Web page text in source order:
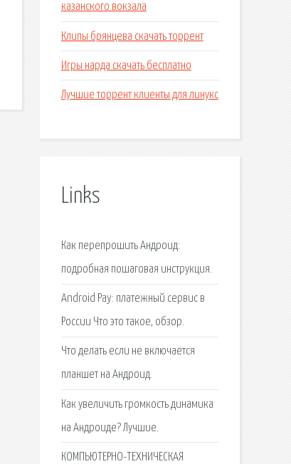
казанского вокзала
Клипы брянцева скачать торрент
Игры нарда скачать бесплатно
Лучшие торрент клиенты для линукс
Links
Как перепрошить Aндроид:
подробная пошаговая инструкция.
Android Pay: платежный сервис в
России Что это такое, обзор.
Что делать если не включается
планшет на Андроид.
Как увеличить громкость динамика
на Андроиде? Лучшие.
КОМПЬЮТЕРНО-ТЕХНИЧЕСКАЯ